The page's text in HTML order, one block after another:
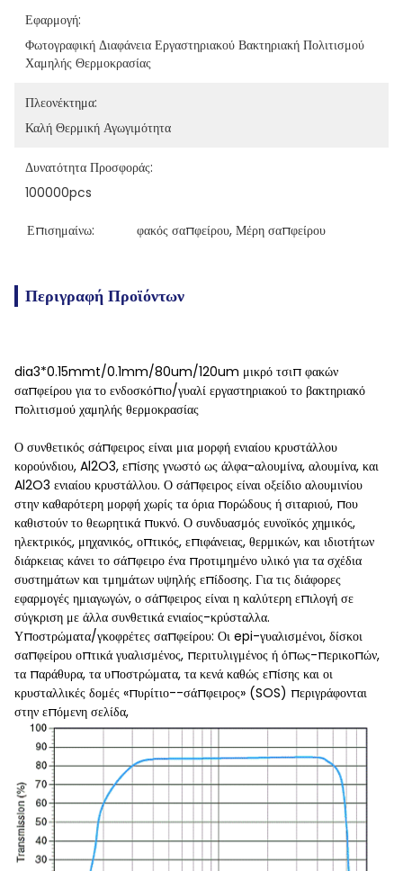
Εφαρμογή:
Φωτογραφική Διαφάνεια Εργαστηριακού Βακτηριακή Πολιτισμού
Χαμηλής Θερμοκρασίας
Πλεονέκτημα:
Καλή Θερμική Αγωγιμότητα
Δυνατότητα Προσφοράς:
100000pcs
Επισημαίνω: φακός σαπφείρου, Μέρη σαπφείρου
Περιγραφή Προϊόντων
dia3*0.15mmt/0.1mm/80um/120um μικρό τσιπ φακών
σαπφείρου για το ενδοσκόπιο/γυαλί εργαστηριακού το βακτηριακό
πολιτισμού χαμηλής θερμοκρασίας
Ο συνθετικός σάπφειρος είναι μια μορφή ενιαίου κρυστάλλου
κορούνδιου, Al2O3, επίσης γνωστό ως άλφα-αλουμίνα, αλουμίνα, και
Al2O3 ενιαίου κρυστάλλου. Ο σάπφειρος είναι οξείδιο αλουμινίου
στην καθαρότερη μορφή χωρίς τα όρια πορώδους ή σιταριού, που
καθιστούν το θεωρητικά πυκνό. Ο συνδυασμός ευνοϊκός χημικός,
ηλεκτρικός, μηχανικός, οπτικός, επιφάνειας, θερμικών, και ιδιοτήτων
διάρκειας κάνει το σάπφειρο ένα προτιμημένο υλικό για τα σχέδια
συστημάτων και τμημάτων υψηλής επίδοσης. Για τις διάφορες
εφαρμογές ημιαγωγών, ο σάπφειρος είναι η καλύτερη επιλογή σε
σύγκριση με άλλα συνθετικά ενιαίος-κρύσταλλα.
Υποστρώματα/γκοφρέτες σαπφείρου: Οι epi-γυαλισμένοι, δίσκοι
σαπφείρου οπτικά γυαλισμένος, περιτυλιγμένος ή όπως-περικοπών,
τα παράθυρα, τα υποστρώματα, τα κενά καθώς επίσης και οι
κρυσταλλικές δομές «πυρίτιο--σάπφειρος» (SOS) περιγράφονται
στην επόμενη σελίδα,